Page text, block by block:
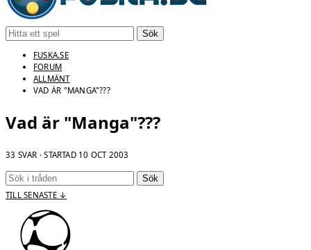
Sök
FUSKA.SE
FORUM
ALLMÄNT
VAD ÄR "MANGA"???
Vad är "Manga"???
33 SVAR · STARTAD 10 OCT 2003
Sök
TILL SENASTE ↓